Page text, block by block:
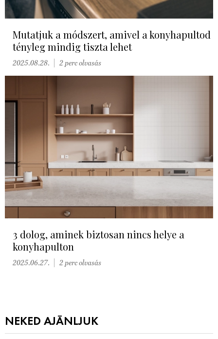
Mutatjuk a módszert, amivel a konyhapultod
tényleg mindig tiszta lehet
2025.08.28. 2 perc olvasás
3 dolog, aminek biztosan nincs helye a
konyhapulton
2025.06.27. 2 perc olvasás
NEKED AJÁNLJUK